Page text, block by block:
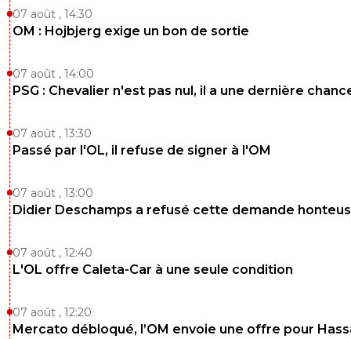
07 août , 14:30
OM : Hojbjerg exige un bon de sortie
07 août , 14:00
PSG : Chevalier n'est pas nul, il a une dernière
07 août , 13:30
Passé par l'OL, il refuse de signer à l'OM
07 août , 13:00
Didier Deschamps a refusé cette demande
07 août , 12:40
L'OL offre Caleta-Car à une seule condition
07 août , 12:20
Mercato débloqué, l’OM envoie une offre pour